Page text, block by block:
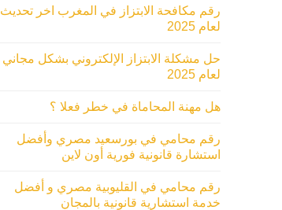
رقم مكافحة الابتزاز في المغرب اخر تحديث
لعام 2025
حل مشكلة الابتزاز الإلكتروني بشكل مجاني
لعام 2025
هل مهنة المحاماة في خطر فعلا ؟
رقم محامي في بورسعيد مصري وأفضل
استشارة قانونية فورية أون لاين
رقم محامي في القليوبية مصري و أفضل
خدمة استشارية قانونية بالمجان